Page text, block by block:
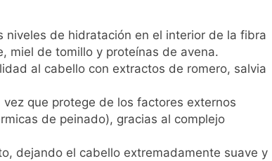
niveles de hidratación en el interior de la fibra
miel de tomillo y proteínas de avena.
al cabello con extractos de romero, salvia
vez que protege de los factores externos
de peinado), gracias al complejo
dejando el cabello extremadamente suave y